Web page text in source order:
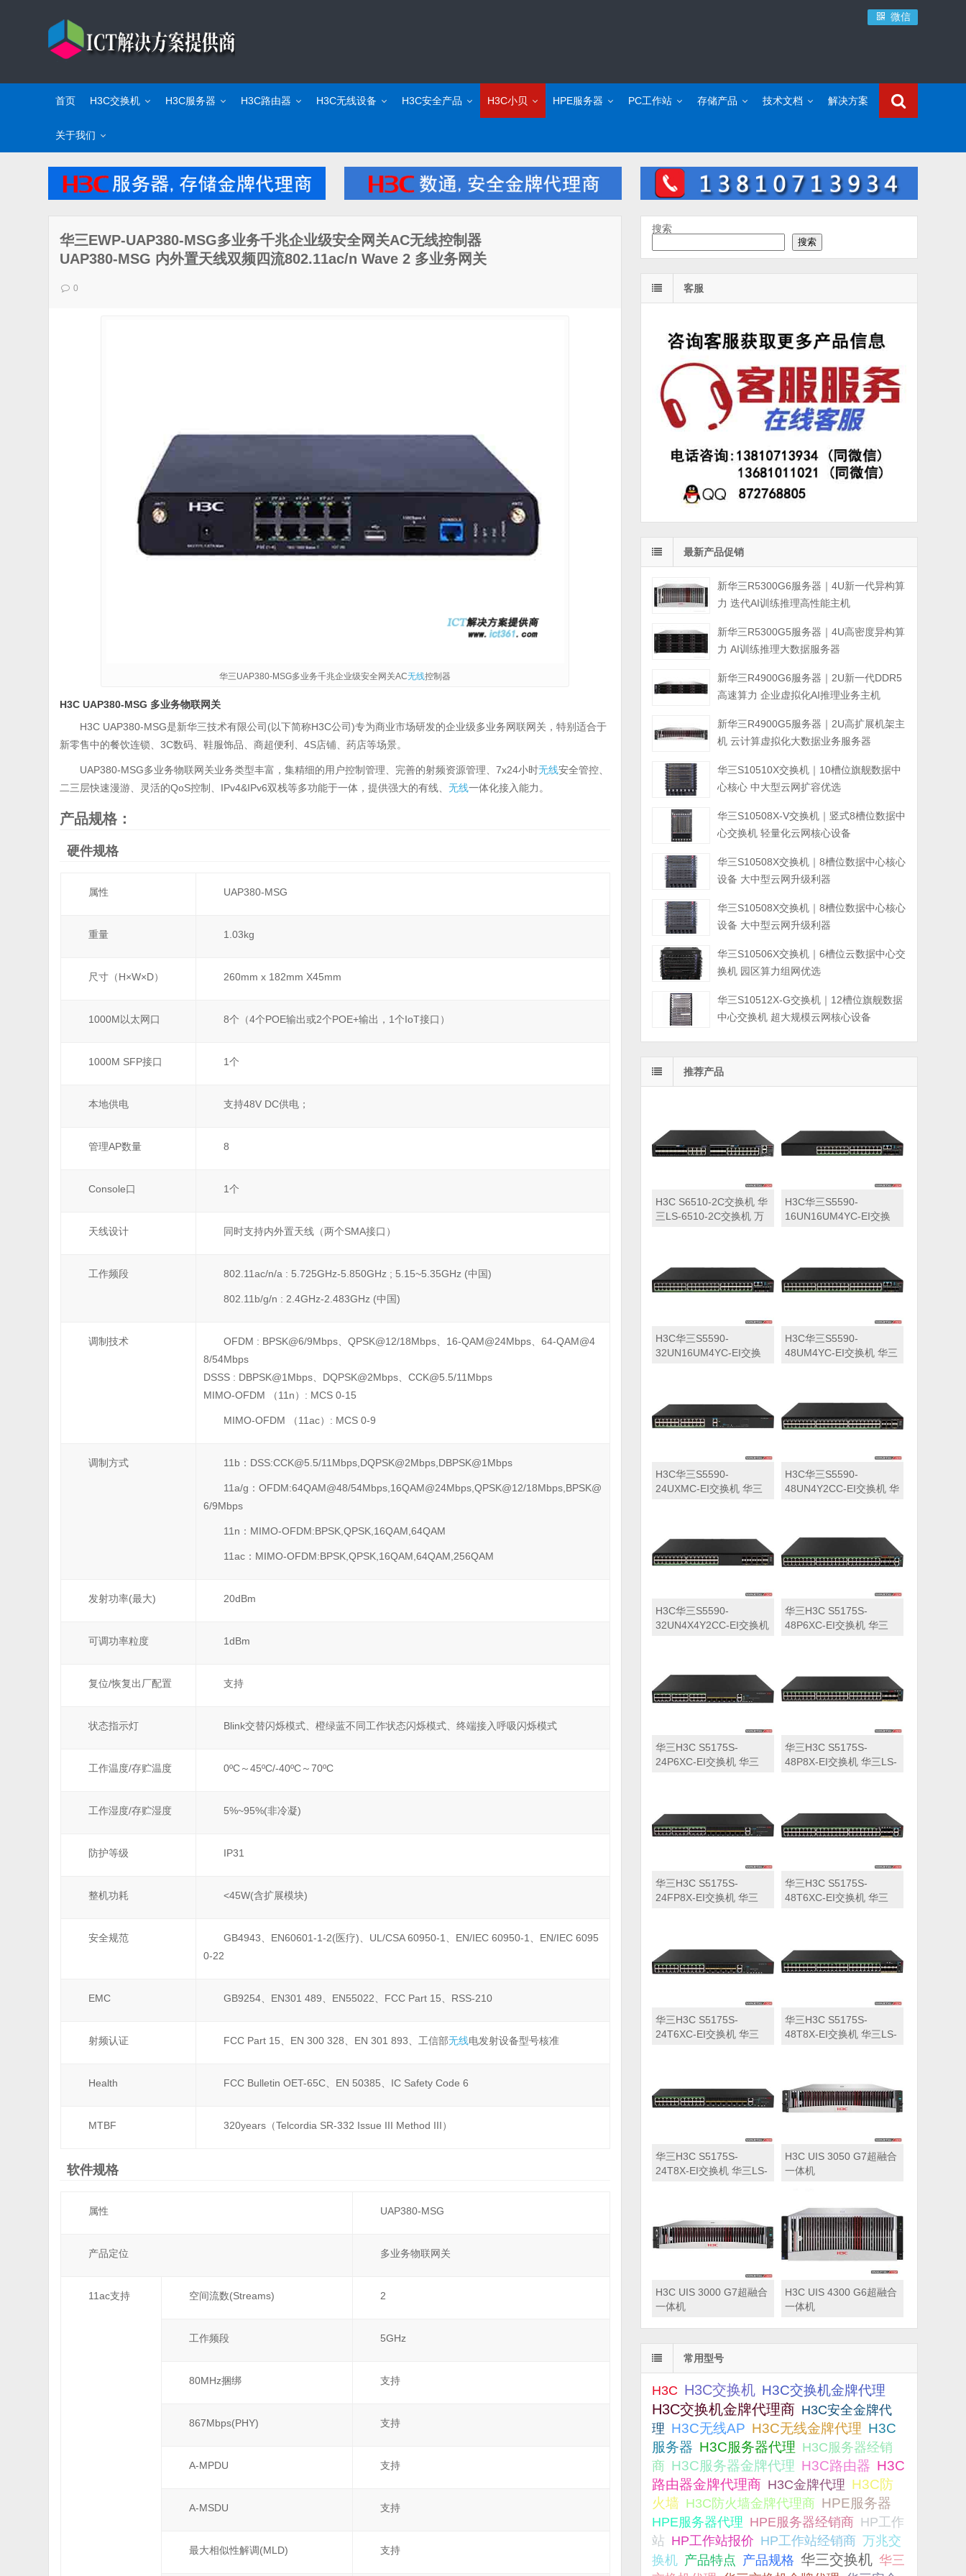
微信
首页 H3C交换机 H3C服务器 H3C路由器 H3C无线设备 H3C安全产品 H3C小贝 HPE服务器 PC工作站 存储产品 技术文档 解决方案
关于我们
华三EWP-UAP380-MSG多业务千兆企业级安全网关AC无线控制器
UAP380-MSG 内外置天线双频四流802.11ac/n Wave 2 多业务网关
0
华三UAP380-MSG多业务千兆企业级安全网关AC无线控制器
H3C UAP380-MSG 多业务物联网关
H3C UAP380-MSG是新华三技术有限公司(以下简称H3C公司)专为商业市场研发的企业级多业务网联网关，特别适合于
新零售中的餐饮连锁、3C数码、鞋服饰品、商超便利、4S店铺、药店等场景。
UAP380-MSG多业务物联网关业务类型丰富，集精细的用户控制管理、完善的射频资源管理、7x24小时无线安全管控、
二三层快速漫游、灵活的QoS控制、IPv4&IPv6双栈等多功能于一体，提供强大的有线、无线一体化接入能力。
产品规格：
硬件规格
属性 UAP380-MSG
重量 1.03kg
尺寸（H×W×D） 260mm x 182mm X45mm
1000M以太网口 8个（4个POE输出或2个POE+输出，1个IoT接口）
1000M SFP接口 1个
本地供电 支持48V DC供电；
管理AP数量 8
Console口 1个
天线设计 同时支持内外置天线（两个SMA接口）
工作频段 802.11ac/n/a : 5.725GHz-5.850GHz ; 5.15~5.35GHz (中国)
802.11b/g/n : 2.4GHz-2.483GHz (中国)
调制技术
OFDM : BPSK@6/9Mbps、QPSK@12/18Mbps、16-QAM@24Mbps、64-QAM@4
8/54Mbps
DSSS : DBPSK@1Mbps、DQPSK@2Mbps、CCK@5.5/11Mbps
MIMO-OFDM （11n）: MCS 0-15
MIMO-OFDM （11ac）: MCS 0-9
调制方式 11b：DSS:CCK@5.5/11Mbps,DQPSK@2Mbps,DBPSK@1Mbps
11a/g：OFDM:64QAM@48/54Mbps,16QAM@24Mbps,QPSK@12/18Mbps,BPSK@
6/9Mbps
11n：MIMO-OFDM:BPSK,QPSK,16QAM,64QAM
11ac：MIMO-OFDM:BPSK,QPSK,16QAM,64QAM,256QAM
发射功率(最大) 20dBm
可调功率粒度 1dBm
复位/恢复出厂配置 支持
状态指示灯 Blink交替闪烁模式、橙绿蓝不同工作状态闪烁模式、终端接入呼吸闪烁模式
工作温度/存贮温度 0ºC～45ºC/-40ºC～70ºC
工作湿度/存贮湿度 5%~95%(非冷凝)
防护等级 IP31
整机功耗 <45W(含扩展模块)
安全规范
GB4943、EN60601-1-2(医疗)、UL/CSA 60950-1、EN/IEC 60950-1、EN/IEC 6095
0-22
EMC GB9254、EN301 489、EN55022、FCC Part 15、RSS-210
射频认证 FCC Part 15、EN 300 328、EN 301 893、工信部无线电发射设备型号核准
Health FCC Bulletin OET-65C、EN 50385、IC Safety Code 6
MTBF 320years（Telcordia SR-332 Issue III Method III）
软件规格
属性 UAP380-MSG
产品定位 多业务物联网关
11ac支持 空间流数(Streams) 2
工作频段 5GHz
80MHz捆绑 支持
867Mbps(PHY) 支持
A-MPDU 支持
A-MSDU 支持
最大相似性解调(MLD) 支持
搜索
搜索
客服
最新产品促销
新华三R5300G6服务器｜4U新一代异构算
力 迭代AI训练推理高性能主机
新华三R5300G5服务器｜4U高密度异构算
力 AI训练推理大数据服务器
新华三R4900G6服务器｜2U新一代DDR5
高速算力 企业虚拟化AI推理业务主机
新华三R4900G5服务器｜2U高扩展机架主
机 云计算虚拟化大数据业务服务器
华三S10510X交换机｜10槽位旗舰数据中
心核心 中大型云网扩容优选
华三S10508X-V交换机｜竖式8槽位数据中
心交换机 轻量化云网核心设备
华三S10508X交换机｜8槽位数据中心核心
设备 大中型云网升级利器
华三S10508X交换机｜8槽位数据中心核心
设备 大中型云网升级利器
华三S10506X交换机｜6槽位云数据中心交
换机 园区算力组网优选
华三S10512X-G交换机｜12槽位旗舰数据
中心交换机 超大规模云网核心设备
推荐产品
H3C S6510-2C交换机 华
三LS-6510-2C交换机 万
H3C华三S5590-
16UN16UM4YC-EI交换
H3C华三S5590-
32UN16UM4YC-EI交换
H3C华三S5590-
48UM4YC-EI交换机 华三
H3C华三S5590-
24UXMC-EI交换机 华三
H3C华三S5590-
48UN4Y2CC-EI交换机 华
H3C华三S5590-
32UN4X4Y2CC-EI交换机
华三H3C S5175S-
48P6XC-EI交换机 华三
华三H3C S5175S-
24P6XC-EI交换机 华三
华三H3C S5175S-
48P8X-EI交换机 华三LS-
华三H3C S5175S-
24FP8X-EI交换机 华三
华三H3C S5175S-
48T6XC-EI交换机 华三
华三H3C S5175S-
24T6XC-EI交换机 华三
华三H3C S5175S-
48T8X-EI交换机 华三LS-
华三H3C S5175S-
24T8X-EI交换机 华三LS-
H3C UIS 3050 G7超融合
一体机
H3C UIS 3000 G7超融合
一体机
H3C UIS 4300 G6超融合
一体机
常用型号
H3C H3C交换机 H3C交换机金牌代理
H3C交换机金牌代理商 H3C安全金牌代
理 H3C无线AP H3C无线金牌代理 H3C
服务器 H3C服务器代理 H3C服务器经销
商 H3C服务器金牌代理 H3C路由器 H3C
路由器金牌代理商 H3C金牌代理 H3C防
火墙 H3C防火墙金牌代理商 HPE服务器
HPE服务器代理 HPE服务器经销商 HP工作
站 HP工作站报价 HP工作站经销商 万兆交
换机 产品特点 产品规格 华三交换机 华三